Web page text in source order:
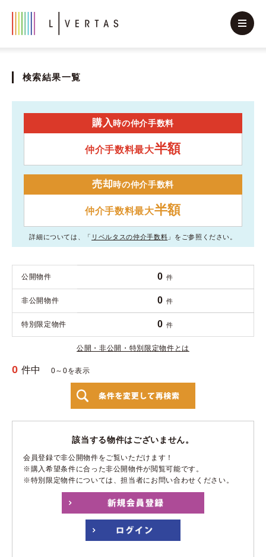
検索結果一覧
購入時の仲介手数料
仲介手数料最大半額
売却時の仲介手数料
仲介手数料最大半額
詳細については、「 リベルタスの仲介手数料 」をご参照ください。
公開物件 0 件
非公開物件 0 件
特別限定物件 0 件
公開・非公開・特別限定物件とは
0 件中 0～0を表示
該当する物件はございません。
会員登録で非公開物件をご覧いただけます！
※購入希望条件に合った非公開物件が閲覧可能です。
※特別限定物件については、担当者にお問い合わせください。